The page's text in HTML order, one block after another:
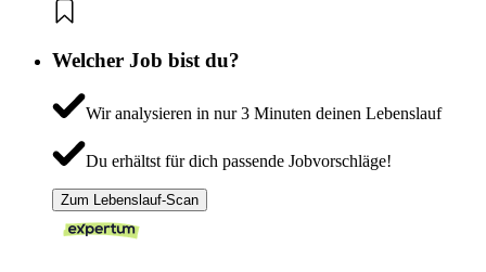
Welcher Job bist du?
Wir analysieren in nur 3 Minuten deinen Lebenslauf
Du erhältst für dich passende Jobvorschläge!
Zum Lebenslauf-Scan